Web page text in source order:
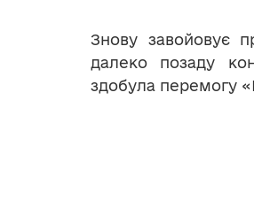
Знову завойовує
далеко позаду
здобула перемогу